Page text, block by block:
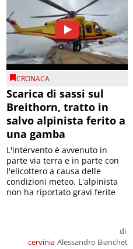
CRONACA
Scarica di sassi sul
Breithorn, tratto in
salvo alpinista ferito a
una gamba
cervinia
di
Alessandro Bianchet
L'intervento è avvenuto in
parte via terra e in parte con
l'elicottero a causa delle
condizioni meteo. L'alpinista
non ha riportato gravi ferite